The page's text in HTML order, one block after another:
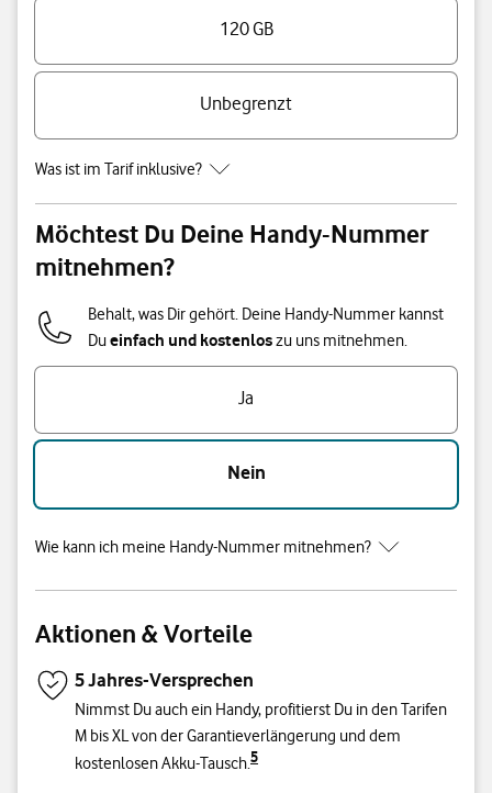
120 GB
Unbegrenzt
Was ist im Tarif inklusive?
Möchtest Du Deine Handy-Nummer
mitnehmen?
Behalt, was Dir gehört. Deine Handy-Nummer kannst
Dueinfach und kostenloszu uns mitnehmen.
Ja
Nein
Wie kann ich meine Handy-Nummer mitnehmen?
Aktionen & Vorteile
5 Jahres-Versprechen
Nimmst Du auch ein Handy, profitierst Du in den Tarifen
M bis XL von der Garantieverlängerung und dem
kostenlosen Akku-Tausch.5